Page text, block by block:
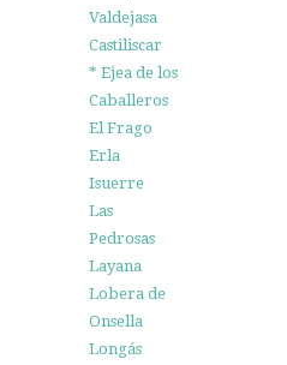
Valdejasa
Castiliscar
* Ejea de los
Caballeros
El Frago
Erla
Isuerre
Las
Pedrosas
Layana
Lobera de
Onsella
Longás